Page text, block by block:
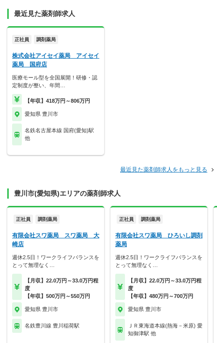
最近見た薬剤師求人
正社員 調剤薬局
株式会社アイセイ薬局 アイセイ
薬局 国府店
医療モール型を全国展開！研修・認
定制度が整い、年間…
【年収】418万円～806万円
愛知県 豊川市
名鉄名古屋本線 国府(愛知)駅
他
最近見た薬剤師求人をもっと見る
豊川市(愛知県)エリアの薬剤師求人
正社員 調剤薬局
有限会社スワ薬局 スワ薬局 大
崎店
週休2.5日！ワークライフバランスを
とって無理なく…
【月収】22.0万円～33.0万円程
度
【年収】500万円～550万円
愛知県 豊川市
名鉄豊川線 豊川稲荷駅
正社員 調剤薬局
有限会社スワ薬局 ひろいし調剤
薬局
週休2.5日！ワークライフバランスを
とって無理なく…
【月収】22.0万円～33.0万円程
度
【年収】480万円～700万円
愛知県 豊川市
ＪＲ東海道本線(熱海－米原) 愛
知御津駅 他